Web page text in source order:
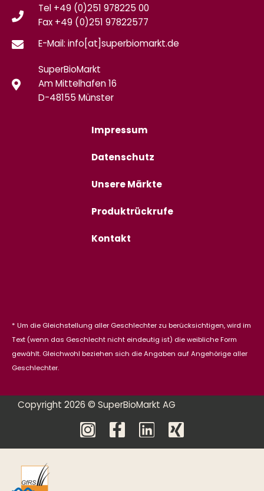
Tel +49 (0)251 978225 00
Fax +49 (0)251 97822577
E-Mail: info[at]superbiomarkt.de
SuperBioMarkt
Am Mittelhafen 16
D-48155 Münster
Impressum
Datenschutz
Unsere Märkte
Produktrückrufe
Kontakt
* Um die Gleichstellung aller Geschlechter zu berücksichtigen, wird im
Text (wenn das Geschlecht nicht eindeutig ist) die weibliche Form
gewählt. Gleichwohl beziehen sich die Angaben auf Angehörige aller
Geschlechter.
Copyright 2026 © SuperBioMarkt AG